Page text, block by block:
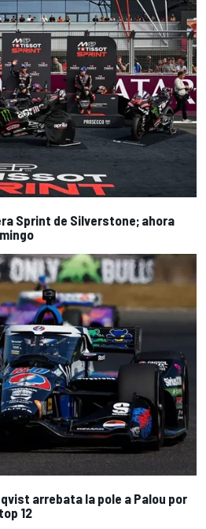
Sprint de Silverstone; ahora
arrebata la pole a Palou por
12